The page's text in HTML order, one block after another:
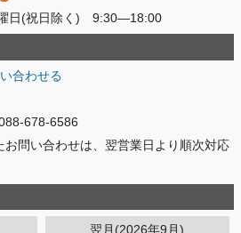
日(祝日除く) 9:30―18:00
合わせる
678-6586
問い合わせは、翌営業日より順次対応
翌月(2026年9月)